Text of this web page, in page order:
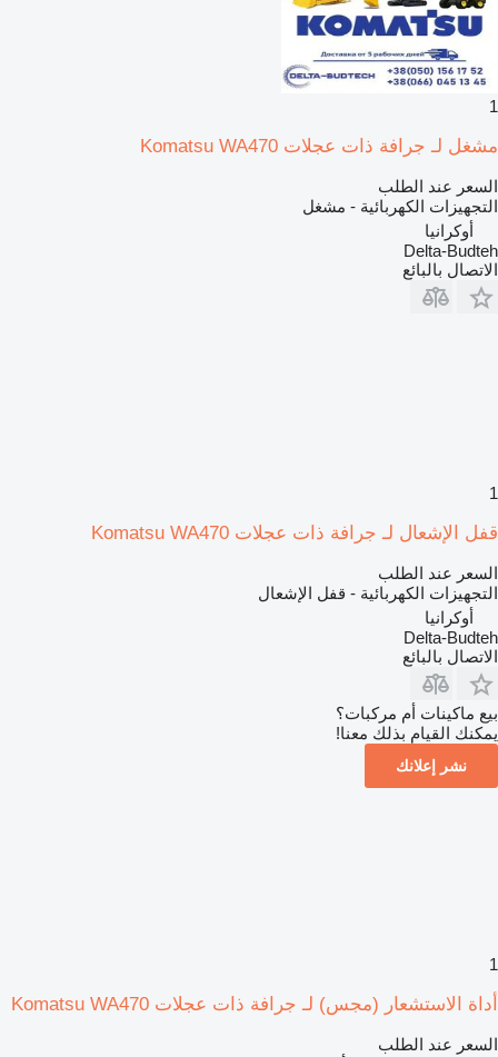
1
مشغل لـ جرافة ذات عجلات Komatsu WA470
السعر عند الطلب
التجهيزات الكهربائية - مشغل
أوكرانيا
Delta-Budteh
الاتصال بالبائع
1
قفل الإشعال لـ جرافة ذات عجلات Komatsu WA470
السعر عند الطلب
التجهيزات الكهربائية - قفل الإشعال
أوكرانيا
Delta-Budteh
الاتصال بالبائع
بيع ماكينات أم مركبات؟
يمكنك القيام بذلك معنا!
نشر إعلانك
1
أداة الاستشعار (مجس) لـ جرافة ذات عجلات Komatsu WA470
السعر عند الطلب